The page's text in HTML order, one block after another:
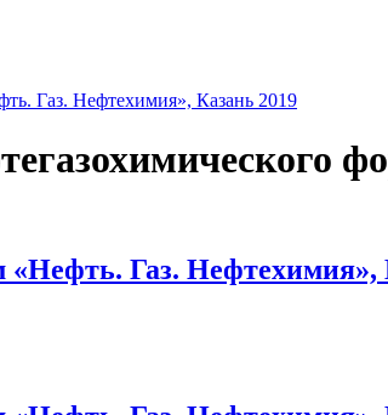
Газ. Нефтехимия», Казань 2019
Газ. Нефтехимия»,